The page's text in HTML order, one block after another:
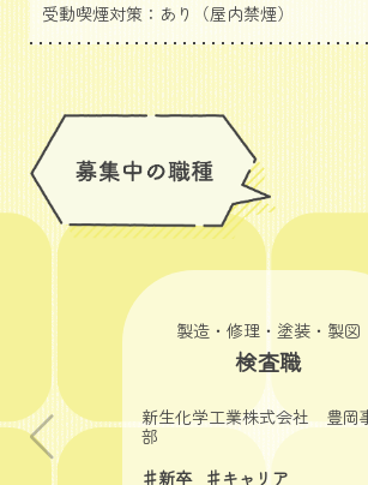
受動喫煙対策：あり（屋内禁煙）
製造・修理・塗装・製図
検査職
新生化学工業株式会社 豊岡
部
♯新卒
♯キャリア